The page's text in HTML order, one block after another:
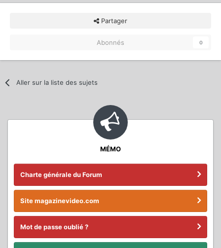
Partager
Abonnés 0
Aller sur la liste des sujets
MÉMO
Charte générale du Forum
Site magazinevideo.com
Mot de passe oublié ?